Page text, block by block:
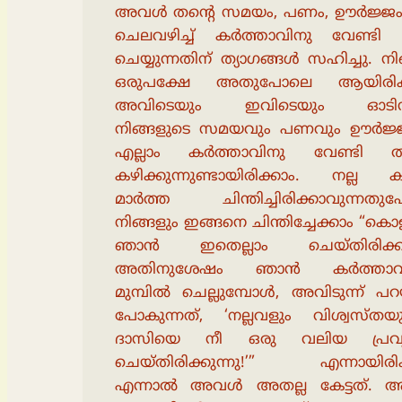
അവൾ തൻ്റെ സമയം, പണം,
ചെലവഴിച്ച് കർത്താവിനു വേണ്ടി
ചെയ്യുന്നതിന് ത്യാഗങ്ങൾ സഹിച്ചു.
ഒരുപക്ഷേ അതുപോലെ
അവിടെയും ഇവിടെയും
നിങ്ങളുടെ സമയവും പണവും
എല്ലാം കർത്താവിനു വേണ്ടി
കഴിക്കുന്നുണ്ടായിരിക്കാം. നല്ല
മാർത്ത
നിങ്ങളും ഇങ്ങനെ ചിന്തിച്ചേക്കാം
ഞാൻ ഇതെല്ലാം
അതിനുശേഷം ഞാൻ
മുമ്പിൽ ചെല്ലുമ്പോൾ, അവിടുന്ന്
പോകുന്നത്, ‘നല്ലവളും
ദാസിയെ നീ ഒരു വലിയ
ചെയ്തിരിക്കുന്നു!’”
എന്നാൽ അവൾ അതല്ല കേട്ടത്.